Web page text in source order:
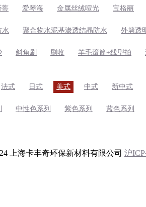
蒂 爱琴海 金属丝绒哑光 宝格丽
水 聚合物水泥基渗透结晶防水 外墙透
斜角刷 刷收 羊毛滚筒+线型拍
法式 日式 美式 中式 新中式
中性色系列 紫色系列 蓝色系列
上海卡丰奇环保新材料有限公司 沪ICP